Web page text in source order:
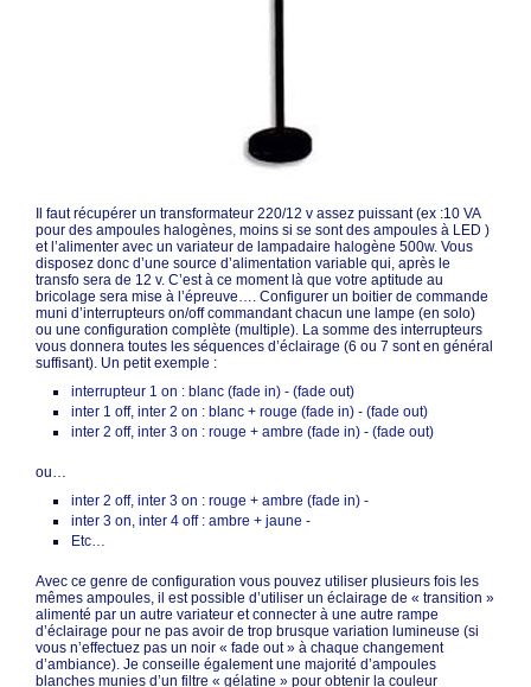
Il faut récupérer un transformateur 220/12 v assez puissant (ex :10 VA
pour des ampoules halogènes, moins si se sont des ampoules à LED )
et l’alimenter avec un variateur de lampadaire halogène 500w. Vous
disposez donc d’une source d’alimentation variable qui, après le
transfo sera de 12 v. C’est à ce moment là que votre aptitude au
bricolage sera mise à l’épreuve…. Configurer un boitier de commande
muni d’interrupteurs on/off commandant chacun une lampe (en solo)
ou une configuration complète (multiple). La somme des interrupteurs
vous donnera toutes les séquences d’éclairage (6 ou 7 sont en général
suffisant). Un petit exemple :
interrupteur 1 on : blanc (fade in) - (fade out)
inter 1 off, inter 2 on : blanc + rouge (fade in) - (fade out)
inter 2 off, inter 3 on : rouge + ambre (fade in) - (fade out)
ou…
inter 2 off, inter 3 on : rouge + ambre (fade in) -
inter 3 on, inter 4 off : ambre + jaune -
Etc…
Avec ce genre de configuration vous pouvez utiliser plusieurs fois les
mêmes ampoules, il est possible d’utiliser un éclairage de « transition »
alimenté par un autre variateur et connecter à une autre rampe
d’éclairage pour ne pas avoir de trop brusque variation lumineuse (si
vous n’effectuez pas un noir « fade out » à chaque changement
d’ambiance). Je conseille également une majorité d’ampoules
blanches munies d’un filtre « gélatine » pour obtenir la couleur